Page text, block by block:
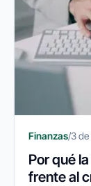
Finanzas/3
Por qué
frente al